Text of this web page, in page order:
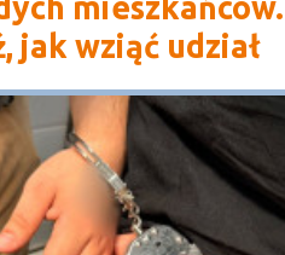
mieszkańców.
jak wziąć udział